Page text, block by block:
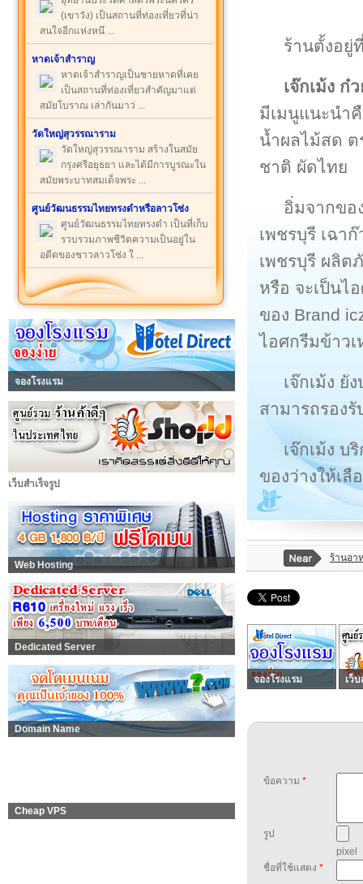
(เขาวัง) เป็นสถานที่ท่องเที่ยวที่น่า
สนใจอีกแห่งหนึ ...
หาดเจ้าสำราญ
หาดเจ้าสำราญเป็นชายหาดที่เคย
เป็นสถานที่ท่องเที่ยวสำคัญมาแต่
สมัยโบราณ เล่ากันมาว่ ...
วัดใหญ่สุวรรณาราม
วัดใหญ่สุวรรณาราม สร้างในสมัย
กรุงศรีอยุธยา และได้มีการบูรณะใน
สมัยพระบาทสมเด็จพระ ...
ศูนย์วัฒนธรรมไทยทรงดำหรือลาวโซ่ง
ศูนย์วัฒนธรรมไทยทรงดำ เป็นที่เก็บ
รวบรวมภาพชีวิตความเป็นอยู่ใน
อดีตของชาวลาวโซ่ง ใ ...
จองโรงแรม
เว็บสำเร็จรูป
Web Hosting
Dedicated Server
Domain Name
Cheap VPS
ร้านตั้งอยู่
เจ๊กเม้ง ก๋
มีเมนูแนะนำ
น้ำผลไม้สด ต
ชาติ ผัดไทย
อิ่มจากขอ
เพชรบุรี เฉา
เพชรบุรี ผลิต
หรือ จะเป็นไ
ของ Brand
ไอศกรีมข้าว
เจ๊กเม้ง ยั
สามารถรอง
เจ๊กเม้ง
ของว่างให้เ
ร้านอา
จองโรงแรม เว็
ข้อความ *
รูป
pixel
ชื่อที่ใช้แสดง *